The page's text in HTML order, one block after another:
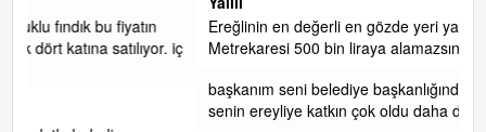
Ereğlinin en değerli en gözde yeri yalı caddesi ve çevresidir.
Metrekaresi 500 bin liraya alamazsın.
başkanım seni belediye başkanlığında da görmek isteriz
senin ereyliye katkın çok oldu daha da olacaktır